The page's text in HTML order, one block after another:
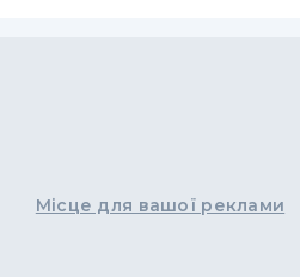
Місце для вашої реклами